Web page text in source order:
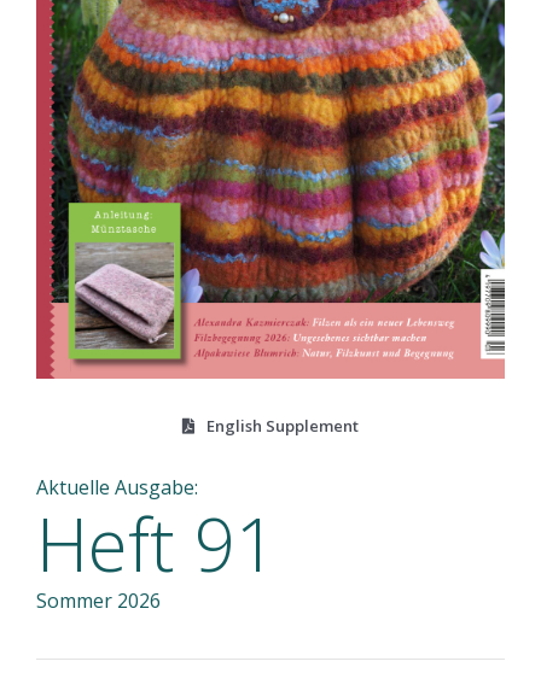
English Supplement
Aktuelle Ausgabe:
Heft 91
Sommer 2026